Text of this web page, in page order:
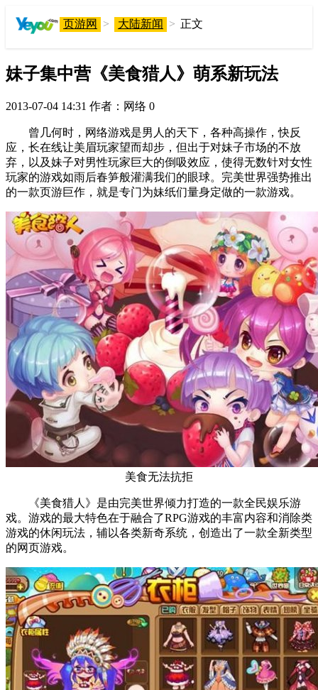
页游网 > 大陆新闻 > 正文
妹子集中营《美食猎人》萌系新玩法
2013-07-04 14:31 作者：网络 0
曾几何时，网络游戏是男人的天下，各种高操作，快反
应，长在线让美眉玩家望而却步，但出于对妹子市场的不放
弃，以及妹子对男性玩家巨大的倒吸效应，使得无数针对女性
玩家的游戏如雨后春笋般灌满我们的眼球。完美世界强势推出
的一款页游巨作，就是专门为妹纸们量身定做的一款游戏。
美食无法抗拒
《美食猎人》是由完美世界倾力打造的一款全民娱乐游
戏。游戏的最大特色在于融合了RPG游戏的丰富内容和消除类
游戏的休闲玩法，辅以各类新奇系统，创造出了一款全新类型
的网页游戏。